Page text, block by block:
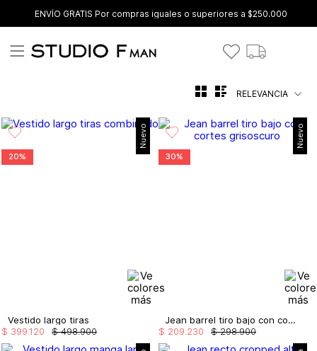
ENVÍO GRATIS Por compras iguales o superiores a $250.000
RELEVANCIA
Nuevo
20%
Vestido largo tiras
$ 498.900
$ 399120
Nuevo
30%
Jean barrel tiro bajo con cortes
$ 298.900
$ 209 230